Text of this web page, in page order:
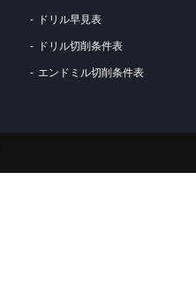
ドリル早見表
ドリル切削条件表
エンドミル切削条件表